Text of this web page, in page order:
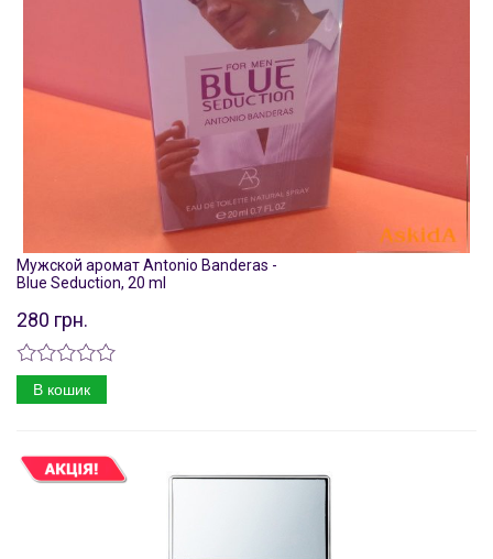
Мужской аромат Antonio Banderas -
Blue Seduction, 20 ml
280 грн.
В кошик